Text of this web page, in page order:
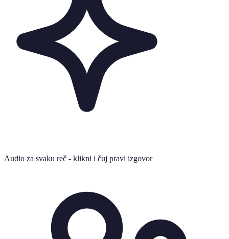
Audio za svaku reč - klikni i čuj pravi izgovor